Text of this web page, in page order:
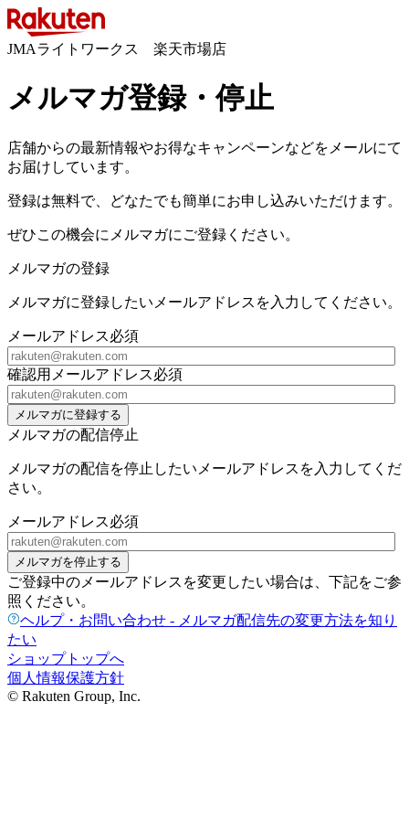
JMAライトワークス 楽天市場店
メルマガ登録・停止
店舗からの最新情報やお得なキャンペーンなどをメールにて
お届けしています。
登録は無料で、どなたでも簡単にお申し込みいただけます。
ぜひこの機会にメルマガにご登録ください。
メルマガの登録
メルマガに登録したいメールアドレスを入力してください。
メールアドレス必須
確認用メールアドレス必須
メルマガに登録する
メルマガの配信停止
メルマガの配信を停止したいメールアドレスを入力してくだ
さい。
メールアドレス必須
メルマガを停止する
ご登録中のメールアドレスを変更したい場合は、下記をご参
照ください。
ヘルプ・お問い合わせ - メルマガ配信先の変更方法を知り
たい
ショップトップへ
個人情報保護方針
© Rakuten Group, Inc.